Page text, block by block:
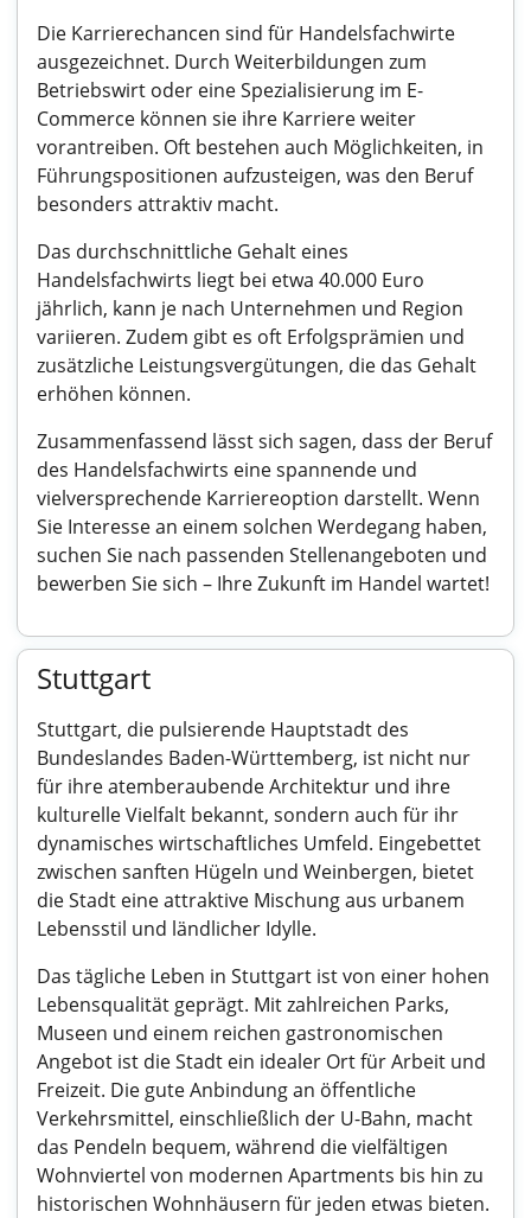
Die Karrierechancen sind für Handelsfachwirte
ausgezeichnet. Durch Weiterbildungen zum
Betriebswirt oder eine Spezialisierung im E-
Commerce können sie ihre Karriere weiter
vorantreiben. Oft bestehen auch Möglichkeiten, in
Führungspositionen aufzusteigen, was den Beruf
besonders attraktiv macht.
Das durchschnittliche Gehalt eines
Handelsfachwirts liegt bei etwa 40.000 Euro
jährlich, kann je nach Unternehmen und Region
variieren. Zudem gibt es oft Erfolgsprämien und
zusätzliche Leistungsvergütungen, die das Gehalt
erhöhen können.
Zusammenfassend lässt sich sagen, dass der Beruf
des Handelsfachwirts eine spannende und
vielversprechende Karriereoption darstellt. Wenn
Sie Interesse an einem solchen Werdegang haben,
suchen Sie nach passenden Stellenangeboten und
bewerben Sie sich – Ihre Zukunft im Handel wartet!
Stuttgart
Stuttgart, die pulsierende Hauptstadt des
Bundeslandes Baden-Württemberg, ist nicht nur
für ihre atemberaubende Architektur und ihre
kulturelle Vielfalt bekannt, sondern auch für ihr
dynamisches wirtschaftliches Umfeld. Eingebettet
zwischen sanften Hügeln und Weinbergen, bietet
die Stadt eine attraktive Mischung aus urbanem
Lebensstil und ländlicher Idylle.
Das tägliche Leben in Stuttgart ist von einer hohen
Lebensqualität geprägt. Mit zahlreichen Parks,
Museen und einem reichen gastronomischen
Angebot ist die Stadt ein idealer Ort für Arbeit und
Freizeit. Die gute Anbindung an öffentliche
Verkehrsmittel, einschließlich der U-Bahn, macht
das Pendeln bequem, während die vielfältigen
Wohnviertel von modernen Apartments bis hin zu
historischen Wohnhäusern für jeden etwas bieten.